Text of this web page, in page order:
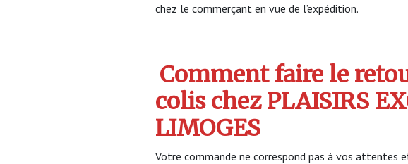
chez le commerçant en vue de l’expédition.
Comment faire le
colis chez PLAISIRS
LIMOGES
Votre commande ne correspond pas à vos attentes